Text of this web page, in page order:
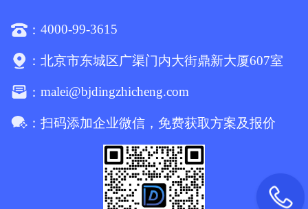
：4000-99-3615
：北京市东城区广渠门内大街鼎新大厦607室
：malei@bjdingzhicheng.com
：扫码添加企业微信，免费获取方案及报价